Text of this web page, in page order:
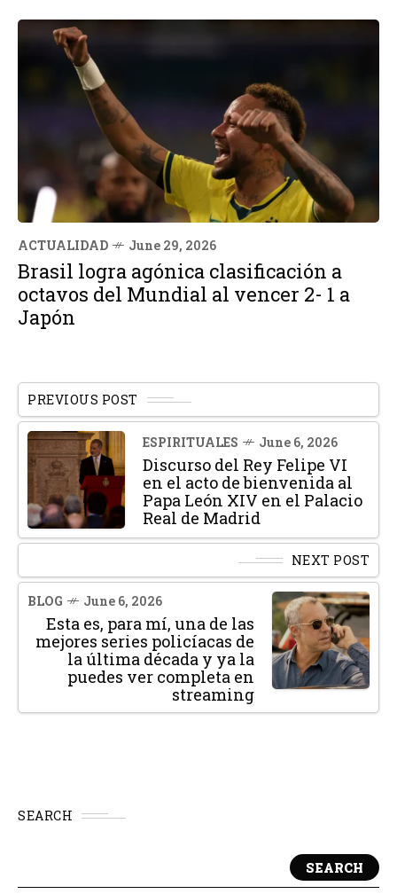
ACTUALIDAD June 29, 2026
Brasil logra agónica clasificación a
octavos del Mundial al vencer 2- 1 a
Japón
PREVIOUS POST
ESPIRITUALES June 6, 2026
Discurso del Rey Felipe VI
en el acto de bienvenida al
Papa León XIV en el Palacio
Real de Madrid
NEXT POST
BLOG June 6, 2026
Esta es, para mí, una de las
mejores series policíacas de
la última década y ya la
puedes ver completa en
streaming
SEARCH
SEARCH